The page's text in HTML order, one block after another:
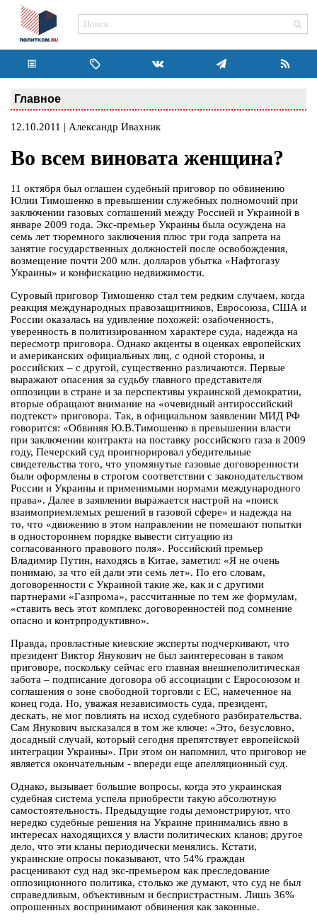
Главное
12.10.2011 | Александр Ивахник
Во всем виновата женщина?
11 октября был оглашен судебный приговор по обвинению
Юлии Тимошенко в превышении служебных полномочий при
заключении газовых соглашений между Россией и Украиной в
январе 2009 года. Экс-премьер Украины была осуждена на
семь лет тюремного заключения плюс три года запрета на
занятие государственных должностей после освобождения,
возмещение почти 200 млн. долларов убытка «Нафтогазу
Украины» и конфискацию недвижимости.
Суровый приговор Тимошенко стал тем редким случаем, когда
реакция международных правозащитников, Евросоюза, США и
России оказалась на удивление похожей: озабоченность,
уверенность в политизированном характере суда, надежда на
пересмотр приговора. Однако акценты в оценках европейских
и американских официальных лиц, с одной стороны, и
российских – с другой, существенно различаются. Первые
выражают опасения за судьбу главного представителя
оппозиции в стране и за перспективы украинской демократии,
вторые обращают внимание на «очевидный антироссийский
подтекст» приговора. Так, в официальном заявлении МИД РФ
говорится: «Обвиняя Ю.В.Тимошенко в превышении власти
при заключении контракта на поставку российского газа в 2009
году, Печерский суд проигнорировал убедительные
свидетельства того, что упомянутые газовые договоренности
были оформлены в строгом соответствии с законодательством
России и Украины и применимыми нормами международного
права». Далее в заявлении выражается настрой на «поиск
взаимоприемлемых решений в газовой сфере» и надежда на
то, что «движению в этом направлении не помешают попытки
в одностороннем порядке вывести ситуацию из
согласованного правового поля». Российский премьер
Владимир Путин, находясь в Китае, заметил: «Я не очень
понимаю, за что ей дали эти семь лет». По его словам,
договоренности с Украиной такие же, как и с другими
партнерами «Газпрома», рассчитанные по тем же формулам,
«ставить весь этот комплекс договоренностей под сомнение
опасно и контрпродуктивно».
Правда, провластные киевские эксперты подчеркивают, что
президент Виктор Янукович не был заинтересован в таком
приговоре, поскольку сейчас его главная внешнеполитическая
забота – подписание договора об ассоциации с Евросоюзом и
соглашения о зоне свободной торговли с ЕС, намеченное на
конец года. Но, уважая независимость суда, президент,
дескать, не мог повлиять на исход судебного разбирательства.
Сам Янукович высказался в том же ключе: «Это, безусловно,
досадный случай, который сегодня препятствует европейской
интеграции Украины». При этом он напомнил, что приговор не
является окончательным - впереди еще апелляционный суд.
Однако, вызывает большие вопросы, когда это украинская
судебная система успела приобрести такую абсолютную
самостоятельность. Предыдущие годы демонстрируют, что
нередко судебные решения на Украине принимались явно в
интересах находящихся у власти политических кланов; другое
дело, что эти кланы периодически менялись. Кстати,
украинские опросы показывают, что 54% граждан
расценивают суд над экс-премьером как преследование
оппозиционного политика, столько же думают, что суд не был
справедливым, объективным и беспристрастным. Лишь 36%
опрошенных воспринимают обвинения как законные.